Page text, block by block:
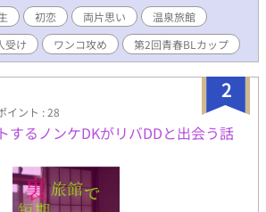
来てくれる。 誰にでも分け隔てなく優し
日に欠かせない存在になっていく。 迅の
触れるたび、止まっていた未來の心は少
ひと夏の出会いから始まる、不器用な二人
高校生な二人の甘酸っぱいドキドキ感を楽
っています。
初恋 両片思い
温泉旅館
受け ワンコ攻め 第2回青春BLカップ
2
イント : 28
するノンケDKがリバDDと出会う話